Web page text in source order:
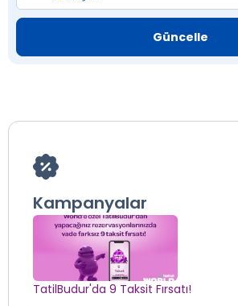
Güncelle
Kampanyalar
TatilBudur'da 9 Taksit Fırsatı!